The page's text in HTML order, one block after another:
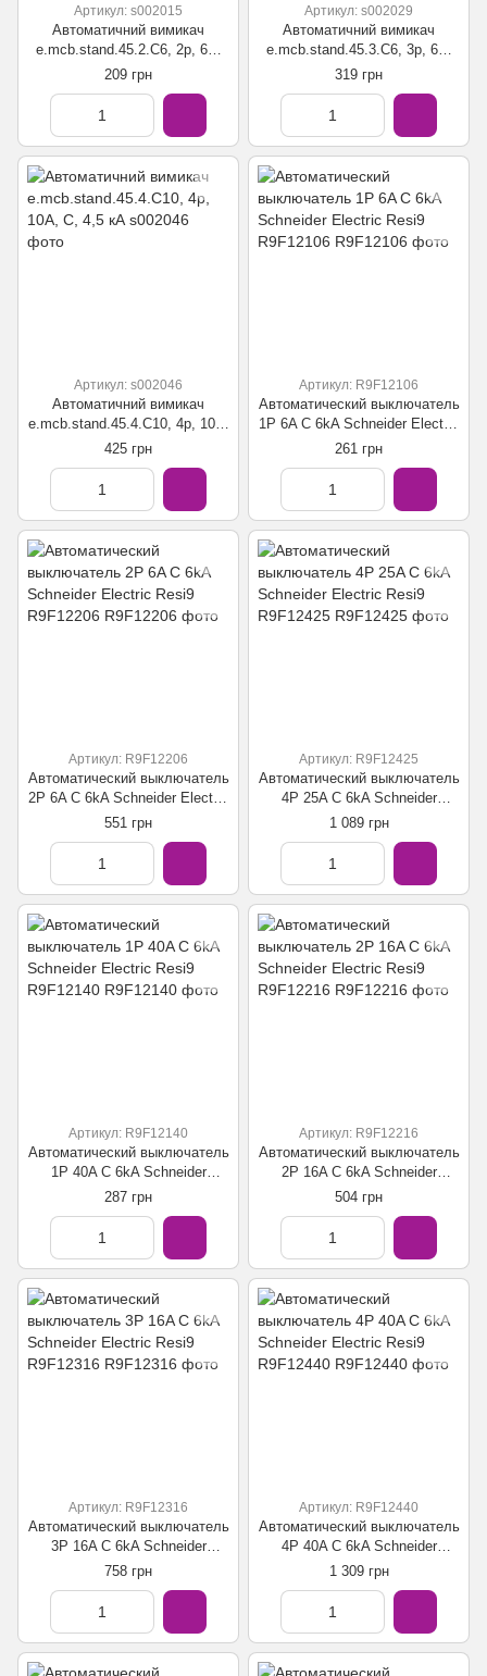
Артикул: s002015
Автоматичний вимикач
e.mcb.stand.45.2.C6, 2р, 6А,
C, 4,5 кА
209 грн
Артикул: s002029
Автоматичний вимикач
e.mcb.stand.45.3.C6, 3р, 6А,
C, 4,5 кА
319 грн
Артикул: s002046
Автоматичний вимикач
e.mcb.stand.45.4.C10, 4р, 10А,
C, 4,5 кА
425 грн
Артикул: R9F12106
Автоматический выключатель
1P 6A C 6kA Schneider Electric
Resi9 R9F12106
261 грн
Артикул: R9F12206
Автоматический выключатель
2P 6A C 6kA Schneider Electric
Resi9 R9F12206
551 грн
Артикул: R9F12425
Автоматический выключатель
4P 25A C 6kA Schneider
Electric Resi9 R9F12425
1 089 грн
Артикул: R9F12140
Автоматический выключатель
1P 40A C 6kA Schneider
Electric Resi9 R9F12140
287 грн
Артикул: R9F12216
Автоматический выключатель
2P 16A C 6kA Schneider
Electric Resi9 R9F12216
504 грн
Артикул: R9F12316
Автоматический выключатель
3P 16A C 6kA Schneider
Electric Resi9 R9F12316
758 грн
Артикул: R9F12440
Автоматический выключатель
4P 40A C 6kA Schneider
Electric Resi9 R9F12440
1 309 грн